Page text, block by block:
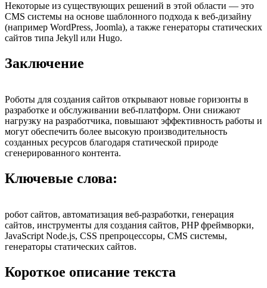
Некоторые из существующих решений в этой области — это
CMS системы на основе шаблонного подхода к веб-дизайну
(например WordPress, Joomla), а также генераторы статических
сайтов типа Jekyll или Hugo.
Заключение
Роботы для создания сайтов открывают новые горизонты в
разработке и обслуживании веб-платформ. Они снижают
нагрузку на разработчика, повышают эффективность работы и
могут обеспечить более высокую производительность
созданных ресурсов благодаря статической природе
сгенерированного контента.
Ключевые слова:
робот сайтов, автоматизация веб-разработки, генерация
сайтов, инструменты для создания сайтов, PHP фреймворки,
JavaScript Node.js, CSS препроцессоры, CMS системы,
генераторы статических сайтов.
Короткое описание текста